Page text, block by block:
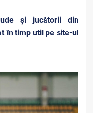
și jucătorii din
în timp util pe site-ul